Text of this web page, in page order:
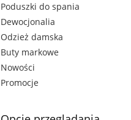
Poduszki do spania
Dewocjonalia
Odzież damska
Buty markowe
Nowości
Promocje